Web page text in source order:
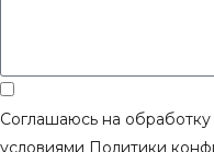
Соглашаюсь на
условиями Политики